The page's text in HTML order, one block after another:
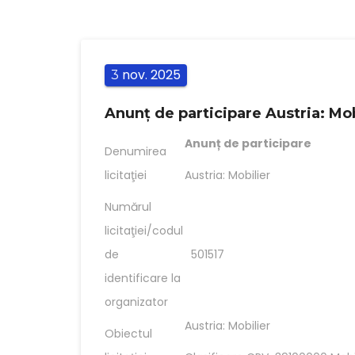
3 nov. 2025
Anunț de participare Austria:
Denumirea
licitaţiei
Anunț de participare
Austria: Mobilier
Numărul
licitaţiei/codul
de
identificare la
organizator
501517
Obiectul
Austria: Mobilier